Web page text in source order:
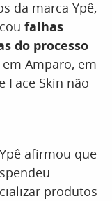
da marca Ypê,
falhas
do processo
Amparo, em
Face Skin não
afirmou que
produtos